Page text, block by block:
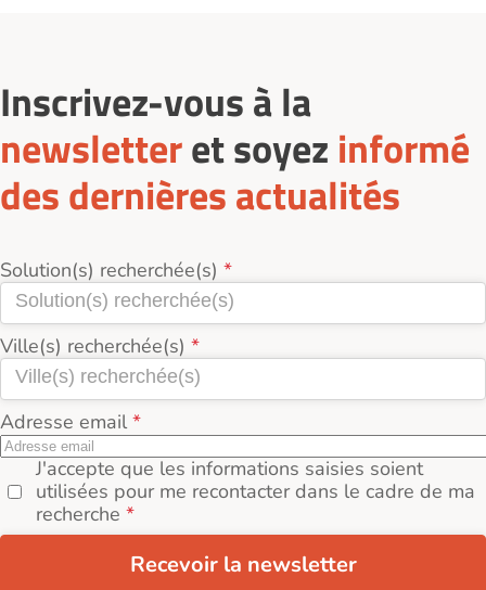
Inscrivez-vous à la
newsletteret soyez informé
des dernières actualités
Solution(s) recherchée(s)
Ville(s) recherchée(s)
Adresse email
J'accepte que les informations saisies soient
utilisées pour me recontacter dans le cadre de ma
recherche
Recevoir la newsletter